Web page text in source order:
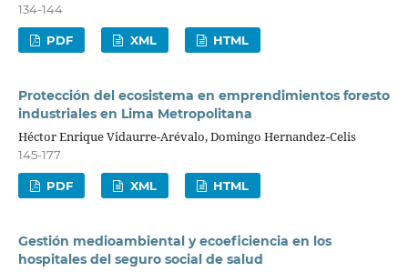
134-144
PDF XML HTML
Protección del ecosistema en emprendimientos foresto
industriales en Lima Metropolitana
Héctor Enrique Vidaurre-Arévalo, Domingo Hernandez-Celis
145-177
PDF XML HTML
Gestión medioambiental y ecoeficiencia en los
hospitales del seguro social de salud